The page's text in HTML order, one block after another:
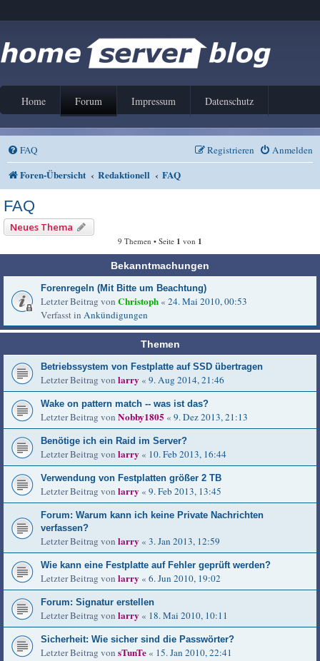
Home Forum Impressum Datenschutz
FAQ Anmelden
Registrieren
Foren-Übersicht Redaktionell FAQ
FAQ
Neues Thema
9 Themen • Seite 1 von 1
Bekanntmachungen
Forenregeln (Mit Bitte um Beachtung)
Letzter Beitrag von Christoph « 24. Mai 2010, 00:53
Verfasst in Ankündigungen
Themen
Betriebssystem von Festplatte auf SSD übertragen
Letzter Beitrag von larry « 9. Aug 2014, 21:46
Wake on pattern match -- was ist das?
Letzter Beitrag von Nobby1805 « 9. Dez 2013, 21:13
Benötige ich ein Raid im Server?
Letzter Beitrag von larry « 10. Feb 2013, 16:44
Verwendung von Festplatten größer 2 TB
Letzter Beitrag von larry « 9. Feb 2013, 13:45
Forum: Warum kann ich keine Private Nachrichten
verfassen?
Letzter Beitrag von larry « 3. Jan 2013, 12:59
Wie kann eine Festplatte auf Fehler geprüft werden?
Letzter Beitrag von larry « 6. Jun 2010, 19:02
Forum: Signatur erstellen
Letzter Beitrag von larry « 18. Mai 2010, 10:11
Sicherheit: Wie sicher sind die Passwörter?
Letzter Beitrag von sTunTe « 15. Jan 2010, 22:41